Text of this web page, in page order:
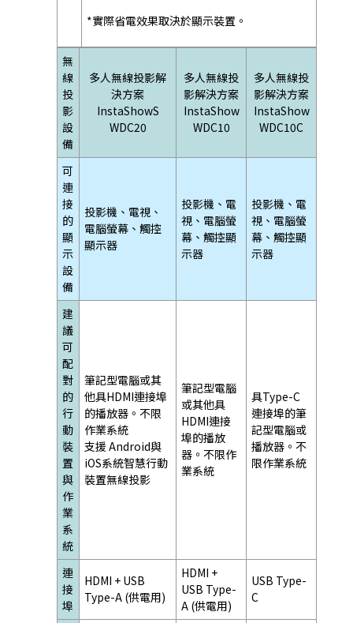
*實際省電效果取決於顯示裝置。
無
線
投
影
設
備
多人無線投影解
決方案
InstaShowS
WDC20
多人無線投
影解決方案
InstaShow
WDC10
多人無線投
影解決方案
InstaShow
WDC10C
可
連
接
的
顯
示
設
備
投影機、電視、
電腦螢幕、觸控
顯示器
投影機、電
視、電腦螢
幕、觸控顯
示器
投影機、電
視、電腦螢
幕、觸控顯
示器
建
議
可
配
對
的
行
動
裝
置
與
作
業
系
統
筆記型電腦或其
他具HDMI連接埠
的播放器。不限
作業系統
支援 Android與
iOS系統智慧行動
裝置無線投影
筆記型電腦
或其他具
HDMI連接
埠的播放
器。不限作
業系統
具Type-C
連接埠的筆
記型電腦或
播放器。不
限作業系統
連
接
埠
HDMI + USB
Type-A (供電用)
HDMI +
USB Type-
A (供電用)
USB Type-
C